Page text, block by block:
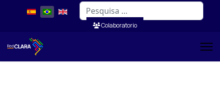
Pesquisar
Colaboratorio